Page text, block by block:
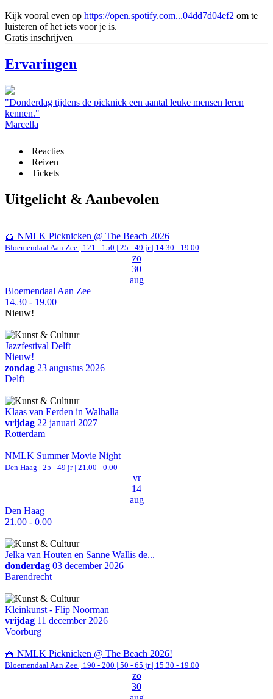
Kijk vooral even op https://open.spotify.com...04dd7d04ef2 om te
luisteren of het iets voor je is.
Gratis inschrijven
Ervaringen
"Donderdag tijdens de picknick een aantal leuke mensen leren
kennen."
Marcella
Reacties
Reizen
Tickets
Uitgelicht & Aanbevolen
🧺 NMLK Picknicken @ The Beach 2026
Bloemendaal Aan Zee | 121 - 150 | 25 - 49 jr | 14.30 - 19.00
zo
30
aug
Bloemendaal Aan Zee
14.30 - 19.00
Nieuw!
Jazzfestival Delft
Nieuw!
zondag 23 augustus 2026
Delft
Klaas van Eerden in Walhalla
vrijdag 22 januari 2027
Rotterdam
NMLK Summer Movie Night
Den Haag | 25 - 49 jr | 21.00 - 0.00
vr
14
aug
Den Haag
21.00 - 0.00
Jelka van Houten en Sanne Wallis de...
donderdag 03 december 2026
Barendrecht
Kleinkunst - Flip Noorman
vrijdag 11 december 2026
Voorburg
🧺 NMLK Picknicken @ The Beach 2026!
Bloemendaal Aan Zee | 190 - 200 | 50 - 65 jr | 15.30 - 19.00
zo
30